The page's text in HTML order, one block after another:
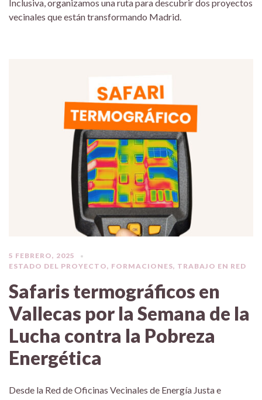
Inclusiva, organizamos una ruta para descubrir dos proyectos
vecinales que están transformando Madrid.
5 FEBRERO, 2025
ESTADO DEL PROYECTO, FORMACIONES, TRABAJO EN RED
Safaris termográficos en
Vallecas por la Semana de la
Lucha contra la Pobreza
Energética
Desde la Red de Oficinas Vecinales de Energía Justa e